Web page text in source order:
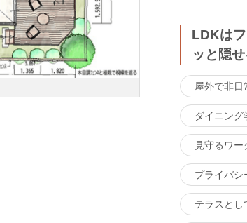
LDKは
ッと隠
屋外で非日
ダイニング
見守るワー
プライバシ
テラスとし